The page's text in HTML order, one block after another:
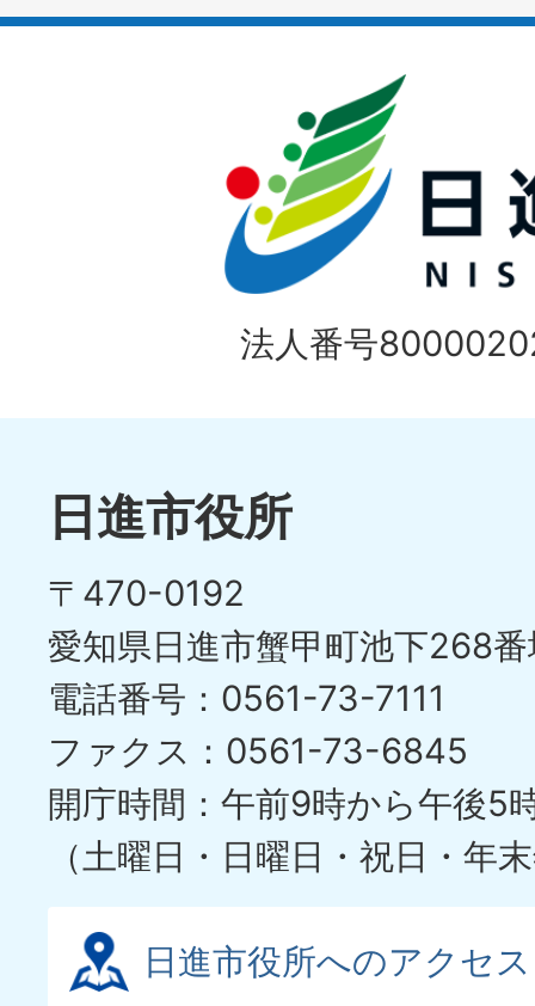
イ
法人番号
日進市役所
〒470-0192
愛知県日進市蟹甲町池下268
電話番号：0561-73-7111
ファクス：0561-73-6845
開庁時間：午前9時から午後5
（土曜日・日曜日・祝日・年
日進市役所へのアクセス